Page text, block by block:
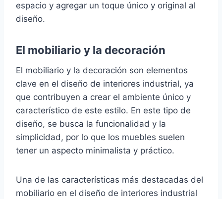
espacio y agregar un toque único y original al
diseño.
El mobiliario y la decoración
El mobiliario y la decoración son elementos
clave en el diseño de interiores industrial, ya
que contribuyen a crear el ambiente único y
característico de este estilo. En este tipo de
diseño, se busca la funcionalidad y la
simplicidad, por lo que los muebles suelen
tener un aspecto minimalista y práctico.
Una de las características más destacadas del
mobiliario en el diseño de interiores industrial